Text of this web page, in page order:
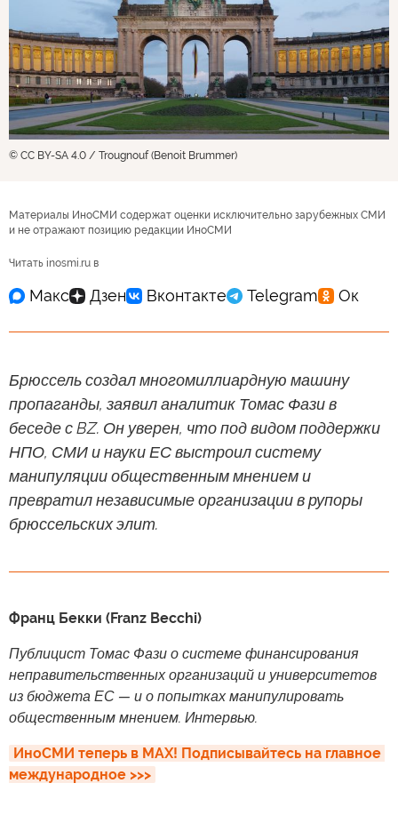
© CC BY-SA 4.0 / Trougnouf (Benoit Brummer)
Материалы ИноСМИ содержат оценки исключительно зарубежных СМИ
и не отражают позицию редакции ИноСМИ
Читать inosmi.ru в
Брюссель создал многомиллиардную машину
пропаганды, заявил аналитик Томас Фази в
беседе с BZ. Он уверен, что под видом поддержки
НПО, СМИ и науки ЕС выстроил систему
манипуляции общественным мнением и
превратил независимые организации в рупоры
брюссельских элит.
Франц Бекки (Franz Becchi)
Публицист Томас Фази о системе финансирования
неправительственных организаций и университетов
из бюджета ЕС — и о попытках манипулировать
общественным мнением. Интервью.
ИноСМИ теперь в MAX! Подписывайтесь на главное
международное >>>